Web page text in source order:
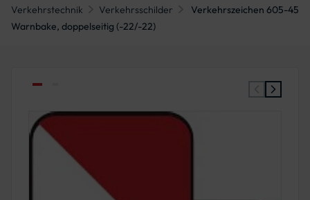
Verkehrstechnik
Verkehrsschilder
Verkehrszeichen 605-45
Warnbake, doppelseitig (-22/-22)